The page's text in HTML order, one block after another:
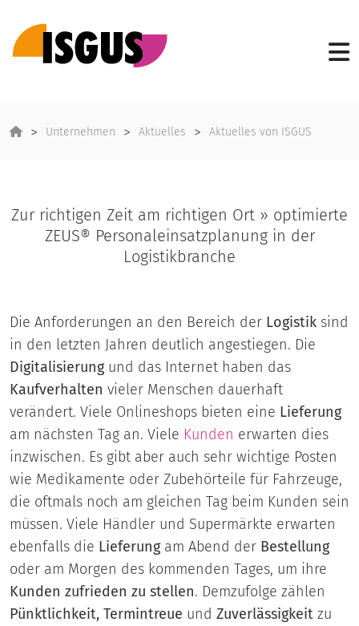
Unternehmen Aktuelles Aktuelles von ISGUS
Zur richtigen Zeit am richtigen Ort » optimierte
ZEUS® Personaleinsatzplanung in der
Logistikbranche
Die Anforderungen an den Bereich der Logistik sind
in den letzten Jahren deutlich angestiegen. Die
Digitalisierung und das Internet haben das
Kaufverhalten vieler Menschen dauerhaft
verändert. Viele Onlineshops bieten eine Lieferung
am nächsten Tag an. Viele Kunden erwarten dies
inzwischen. Es gibt aber auch sehr wichtige Posten
wie Medikamente oder Zubehörteile für Fahrzeuge,
die oftmals noch am gleichen Tag beim Kunden sein
müssen. Viele Händler und Supermärkte erwarten
ebenfalls die Lieferung am Abend der Bestellung
oder am Morgen des kommenden Tages, um ihre
Kunden zufrieden zu stellen. Demzufolge zählen
Pünktlichkeit, Termintreue und Zuverlässigkeit zu